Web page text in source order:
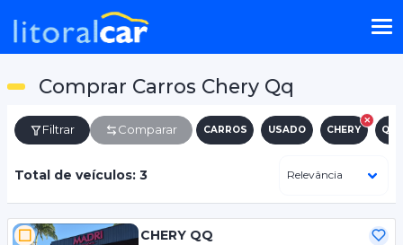
Comprar Carros Chery Qq
Filtrar Comparar CARROS USADO CHERY QQ
Total de veículos: 3
CHERY QQ